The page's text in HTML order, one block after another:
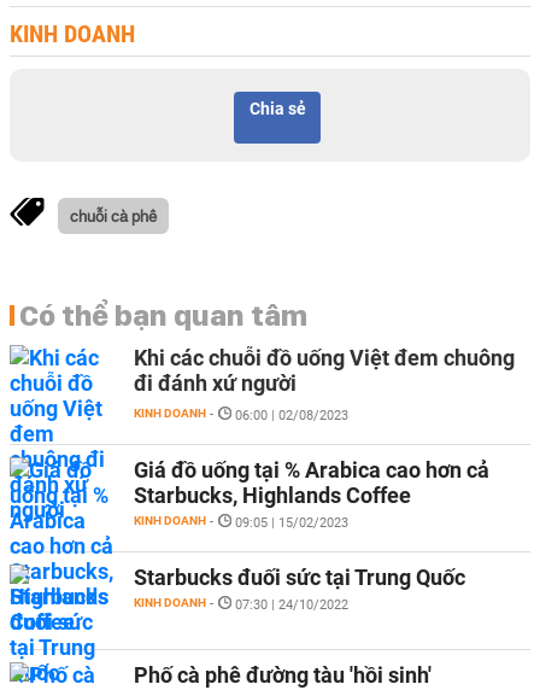
KINH DOANH
Chia sẻ
chuỗi cà phê
Có thể bạn quan tâm
Khi các chuỗi đồ uống Việt đem chuông
đi đánh xứ người
KINH DOANH - 06:00 | 02/08/2023
Giá đồ uống tại % Arabica cao hơn cả
Starbucks, Highlands Coffee
KINH DOANH - 09:05 | 15/02/2023
Starbucks đuối sức tại Trung Quốc
KINH DOANH - 07:30 | 24/10/2022
Phố cà phê đường tàu 'hồi sinh'